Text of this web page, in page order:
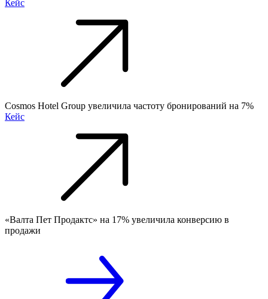
Кейс
Cosmos Hotel Group увеличила частоту бронирований на 7%
Кейс
«Валта Пет Продактс» на 17% увеличила конверсию в
продажи